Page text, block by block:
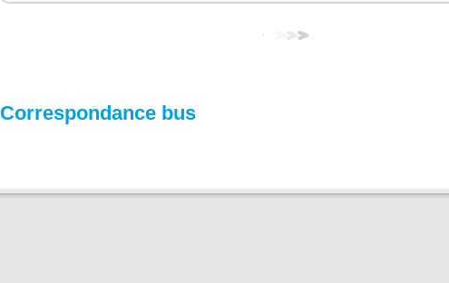
Correspondance bus